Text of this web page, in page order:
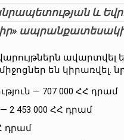
և
ավարտվել
են կիրառվել.
— 707 000 ՀՀ դրամ
453 000 ՀՀ դրամ
դրամ